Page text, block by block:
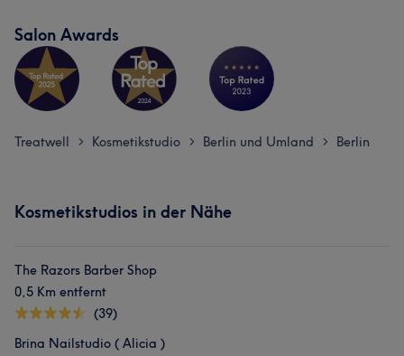
Salon Awards
Treatwell > Kosmetikstudio > Berlin und Umland > Berlin
Kosmetikstudios in der Nähe
The Razors Barber Shop
0,5 Km entfernt
(39)
Brina Nailstudio ( Alicia )